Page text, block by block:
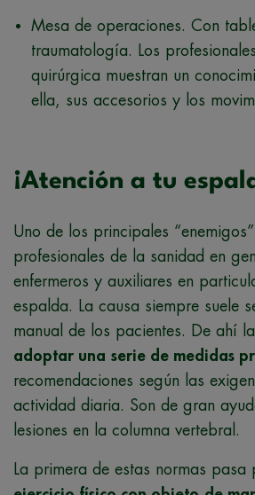
Mesa de operaciones. Con
traumatología. Los
quirúrgica muestran un
ella, sus accesorios y los
¡Atención a tu
Uno de los principales
profesionales de la sanidad en
enfermeros y auxiliares en
espalda. La causa siempre suele
manual de los pacientes. De ahí
adoptar una serie de medidas
recomendaciones según las
actividad diaria. Son de gran
lesiones en la columna vertebral.
La primera de estas normas pasa